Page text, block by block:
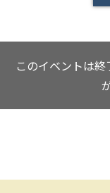
このイベントは終